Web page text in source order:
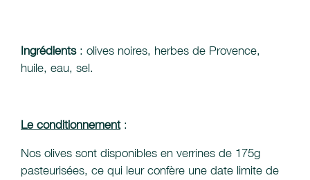
Ingrédients: olives noires, herbes de Provence,
huile, eau, sel.
Le conditionnement:
Nos olives sont disponibles en verrines de 175g
pasteurisées, ce qui leur confère une date limite de